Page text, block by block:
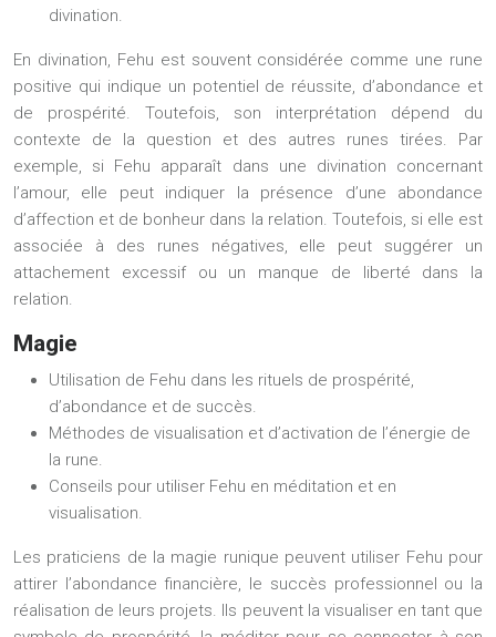
divination.
En divination, Fehu est souvent considérée comme une rune
positive qui indique un potentiel de réussite, d’abondance et
de prospérité. Toutefois, son interprétation dépend du
contexte de la question et des autres runes tirées. Par
exemple, si Fehu apparaît dans une divination concernant
l’amour, elle peut indiquer la présence d’une abondance
d’affection et de bonheur dans la relation. Toutefois, si elle est
associée à des runes négatives, elle peut suggérer un
attachement excessif ou un manque de liberté dans la
relation.
Magie
Utilisation de Fehu dans les rituels de prospérité,
d’abondance et de succès.
Méthodes de visualisation et d’activation de l’énergie de
la rune.
Conseils pour utiliser Fehu en méditation et en
visualisation.
Les praticiens de la magie runique peuvent utiliser Fehu pour
attirer l’abondance financière, le succès professionnel ou la
réalisation de leurs projets. Ils peuvent la visualiser en tant que